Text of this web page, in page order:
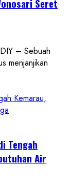
Seret
– Sebuah
menjanjikan
Kemarau,
Tengah
Air